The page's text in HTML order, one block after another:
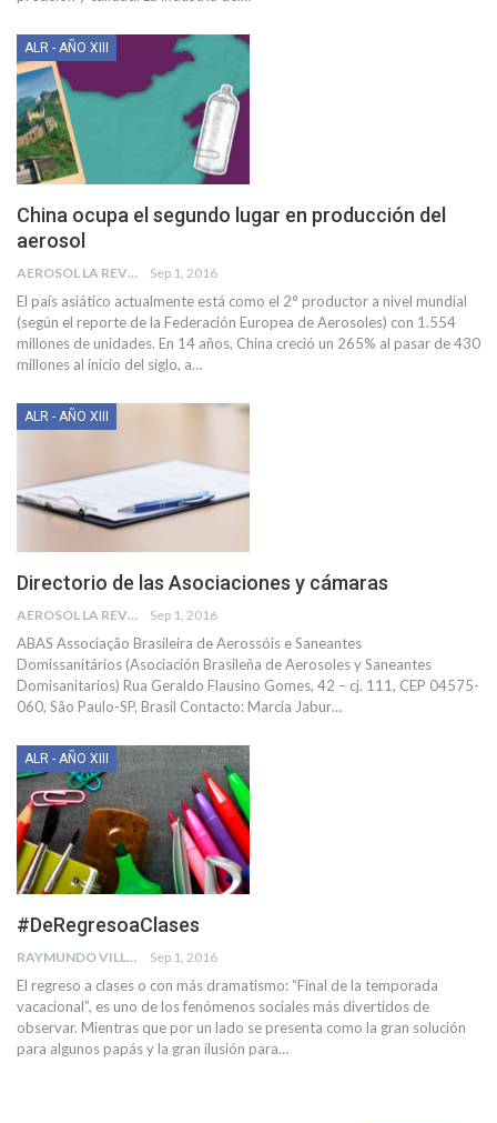
ALR - AÑO XIII
China ocupa el segundo lugar en producción del
aerosol
AEROSOL LA REVISTA Sep 1, 2016
El país asiático actualmente está como el 2° productor a nivel mundial
(según el reporte de la Federación Europea de Aerosoles) con 1.554
millones de unidades. En 14 años, China creció un 265% al pasar de 430
millones al inicio del siglo, a…
ALR - AÑO XIII
Directorio de las Asociaciones y cámaras
AEROSOL LA REVISTA Sep 1, 2016
ABAS Associação Brasileira de Aerossóis e Saneantes
Domissanitários (Asociación Brasileña de Aerosoles y Saneantes
Domisanitarios) Rua Geraldo Flausino Gomes, 42 – cj. 111, CEP 04575-
060, São Paulo-SP, Brasil Contacto: Marcia Jabur…
ALR - AÑO XIII
#DeRegresoaClases
RAYMUNDO VILLA FIGUEROA Sep 1, 2016
El regreso a clases o con más dramatismo: “Final de la temporada
vacacional”, es uno de los fenómenos sociales más divertidos de
observar. Mientras que por un lado se presenta como la gran solución
para algunos papás y la gran ilusión para…